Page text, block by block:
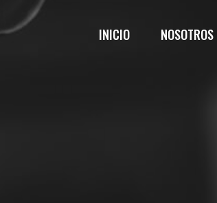
INICIO NOSOTROS